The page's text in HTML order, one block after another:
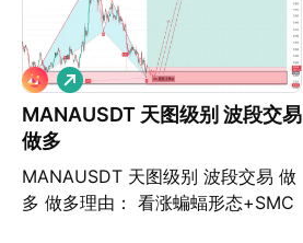
MANAUSDT 天图级别 波段交易
做多
MANAUSDT 天图级别 波段交易 做
多 做多理由： 看涨蝙蝠形态+SMC
做
多